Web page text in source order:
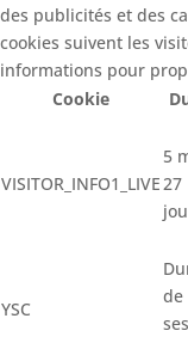
des publicités et des
cookies suivent les
informations pour
Cookie
VISITOR_INFO1_LIVE
5
27
YSC
de